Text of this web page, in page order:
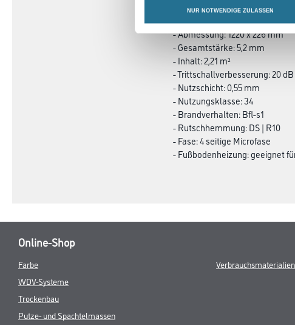
NUR NOTWENDIGE ZULASSEN
- Design: Landhausdiele
- Holzart / Optik: Eiche Royal
- Abmessung: 1220 x 226 mm
- Gesamtstärke: 5,2 mm
- Inhalt: 2,21 m²
- Trittschallverbesserung: 20 dB
- Nutzschicht: 0,55 mm
- Nutzungsklasse: 34
- Brandverhalten: Bfl-s1
- Rutschhemmung: DS | R10
- Fase: 4 seitige Microfase
- Fußbodenheizung: geeignet
Online-Shop
Farbe
WDV-Systeme
Trockenbau
Putze- und Spachtelmassen
Verbrauchsmaterialien